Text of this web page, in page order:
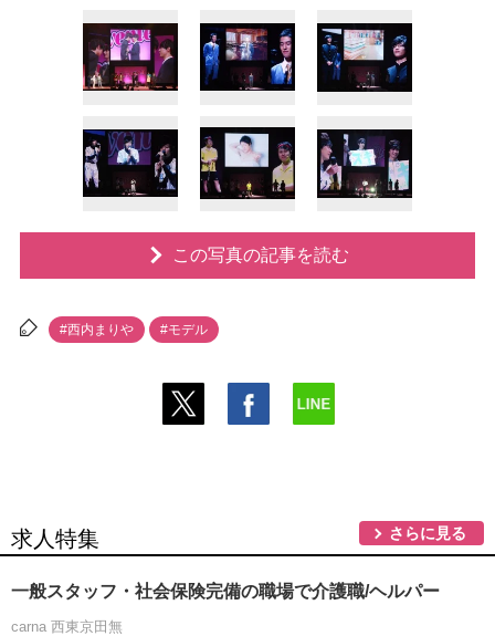
この写真の記事を読む
#西内まり #モデル
求人特集 さらに見る
一般スタッフ・社会保険完備の職場で介護職/ヘルパー
carna 西東京田無